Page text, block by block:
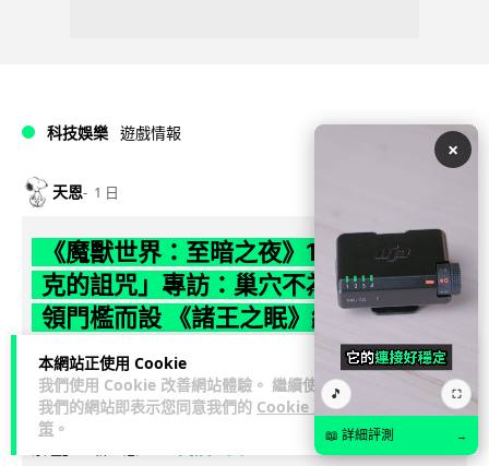
本網站正使用 Cookie
我們使用 Cookie 改善網站體驗。 繼續使用
我們的網站即表示您同意我們的 Cookie 政
策 。
科技娛樂 遊戲情報
天恩 1 日
《魔獸世界：至暗之夜》12.1 「烏拉特
克的詛咒」專訪：巢穴不為提高世界首
領門檻而設 《諸王之眠》縮短約 10 分
鐘
《魔獸世界：至暗之夜》版本更新 12.1「烏拉特克的詛咒」將
於 8 月 13 日正式上線，帶來全新區域「盤蛇島」、地城「毒牙
×
🎵 ⛶
📖 詳細評測 →